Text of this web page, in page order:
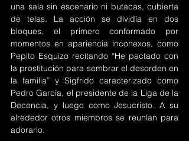
una sala sin escenario ni butacas, cubierta
de telas. La acción se dividía en dos
bloques, el primero conformado por
momentos en apariencia inconexos, como
Pepito Esquizo recitando “He pactado con
la prostitución para sembrar el desorden en
la familia” y Sigfrido caracterizado como
Pedro García, el presidente de la Liga de la
Decencia, y luego como Jesucristo. A su
alrededor otros miembros se reunían para
adorarlo.